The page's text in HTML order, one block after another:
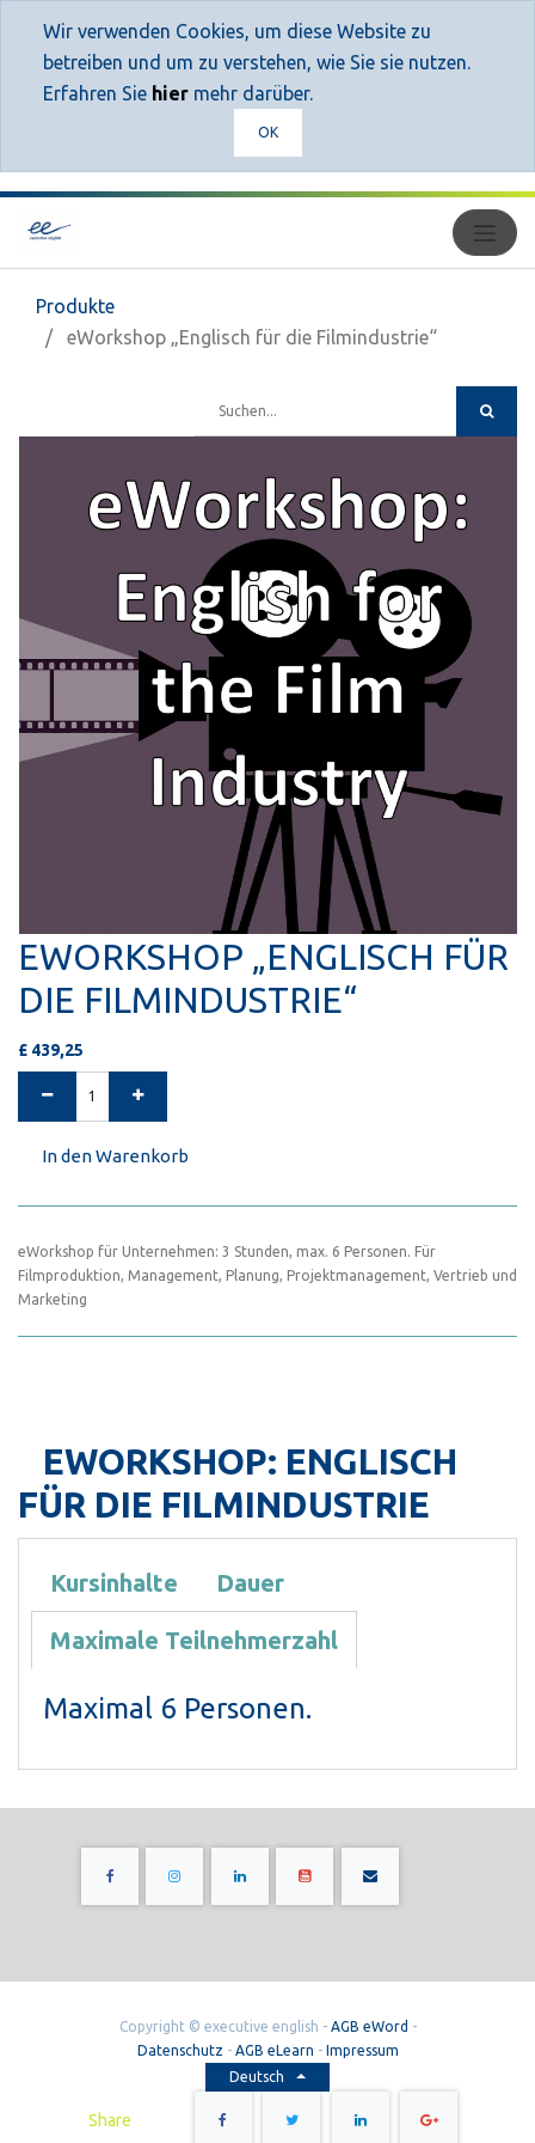
Wir verwenden Cookies, um diese Website zu
betreiben und um zu verstehen, wie Sie sie nutzen.
Erfahren Sie hier mehr darüber.
OK
Produkte
eWorkshop „Englisch für die Filmindustrie“
EWORKSHOP „ENGLISCH FÜR
DIE FILMINDUSTRIE“
£ 439,25
In den Warenkorb
eWorkshop für Unternehmen: 3 Stunden, max. 6 Personen. Für
Filmproduktion, Management, Planung, Projektmanagement, Vertrieb und
Marketing
EWORKSHOP: ENGLISCH
FÜR DIE FILMINDUSTRIE
Kursinhalte Dauer
Maximale Teilnehmerzahl
Maximal 6 Personen.
Copyright © executive english - AGB eWord -
Datenschutz - AGB eLearn - Impressum
Deutsch
Share